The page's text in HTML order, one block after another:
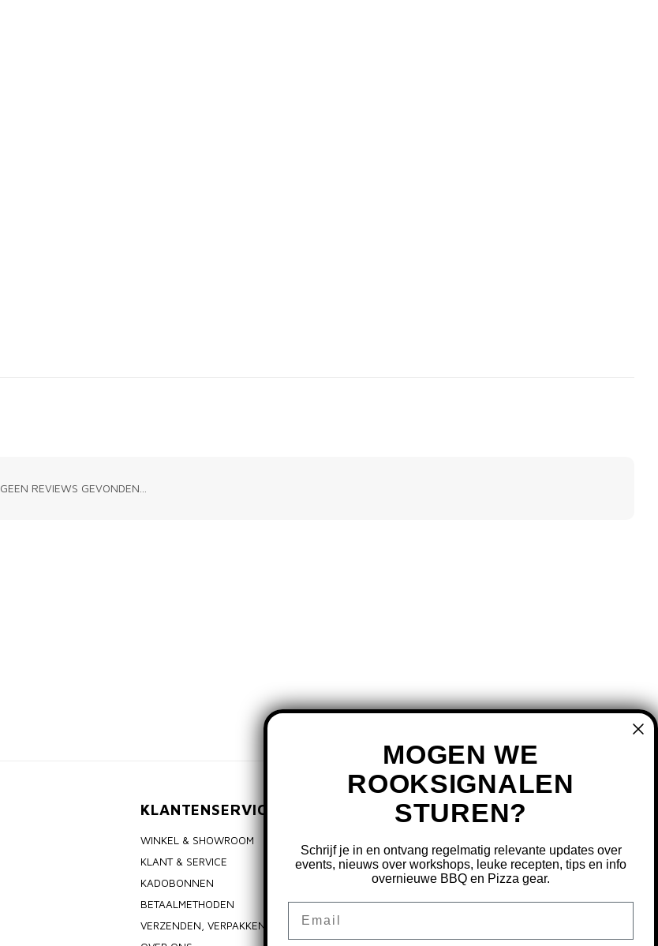
GEEN REVIEWS GEVONDEN...
KLANTENSERVICE
WINKEL & SHOWROOM
KLANT & SERVICE
KADOBONNEN
BETAALMETHODEN
VERZENDEN, VERPAKKEN & RETOURNEREN
MIJN ACCOUNT
MIJN BESTELLINGEN
MIJN TICKETS
MIJN VERLANGLIJST
MOGEN WE
ROOKSIGNALEN
STUREN?
Schrijf je in en ontvang regelmatig relevante updates over
events, nieuws over workshops, leuke recepten, tips en info
overnieuwe BBQ en Pizza gear.